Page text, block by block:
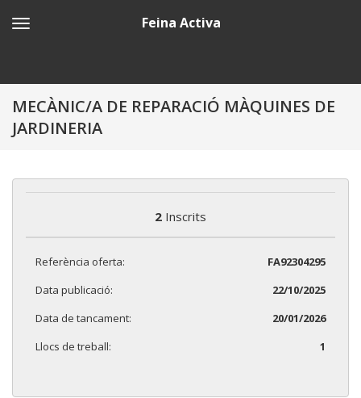
Feina Activa
MECÀNIC/A DE REPARACIÓ MÀQUINES DE
JARDINERIA
2 Inscrits
Referència oferta:
FA92304295
Data publicació:
22/10/2025
Data de tancament:
20/01/2026
Llocs de treball:
1